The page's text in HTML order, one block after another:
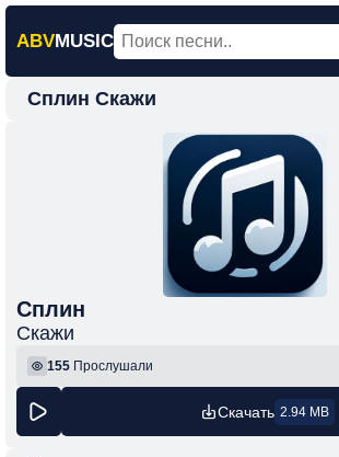
ABVMUSIC
Главная
Шансон
Фонк
Сплин Скажи
Сплин
Скажи
155 Прослушали
Скачать 2.94 MB